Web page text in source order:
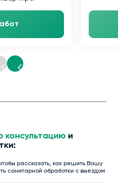
консультацию и
рассказать, как решить Вашу
санитарной обработки с выездом